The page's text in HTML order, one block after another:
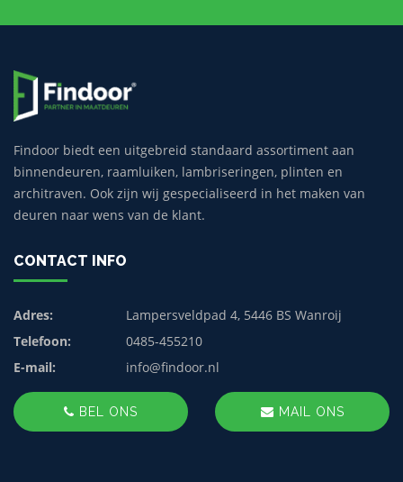
Findoor biedt een uitgebreid standaard assortiment aan
binnendeuren, raamluiken, lambriseringen, plinten en
architraven. Ook zijn wij gespecialiseerd in het maken van
deuren naar wens van de klant.
CONTACT INFO
Adres:
Lampersveldpad 4, 5446 BS Wanroij
Telefoon:
0485-455210
E-mail:
info@findoor.nl
BEL ONS MAIL ONS